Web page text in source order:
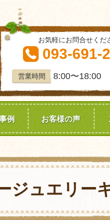
お気軽にお問合せくだ
093-691-
営業時間 8:00〜18:00
例 お客様の声
ジュエリー